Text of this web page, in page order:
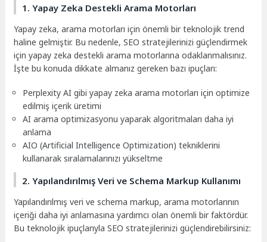
1. Yapay Zeka Destekli Arama Motorları
Yapay zeka, arama motorları için önemli bir teknolojik trend
haline gelmiştir. Bu nedenle, SEO stratejilerinizi güçlendirmek
için yapay zeka destekli arama motorlarına odaklanmalısınız.
İşte bu konuda dikkate almanız gereken bazı ipuçları:
Perplexity AI gibi yapay zeka arama motorları için optimize
edilmiş içerik üretimi
AI arama optimizasyonu yaparak algoritmaları daha iyi
anlama
AIO (Artificial Intelligence Optimization) tekniklerini
kullanarak sıralamalarınızı yükseltme
2. Yapılandırılmış Veri ve Schema Markup Kullanımı
Yapılandırılmış veri ve schema markup, arama motorlarının
içeriği daha iyi anlamasına yardımcı olan önemli bir faktördür.
Bu teknolojik ipuçlarıyla SEO stratejilerinizi güçlendirebilirsiniz: